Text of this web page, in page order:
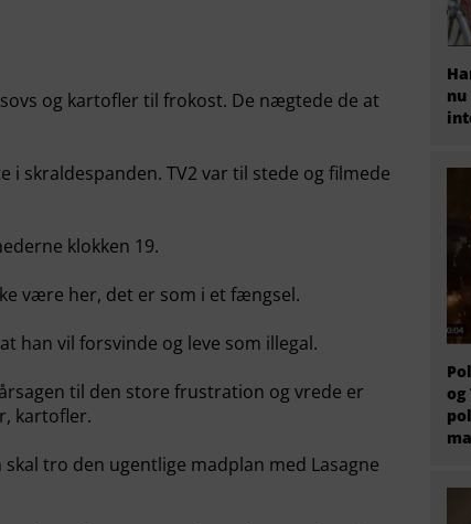
og kartofler til frokost. De nægtede de at
i skraldespanden. TV2 var til stede og filmede
klokken 19.
være her, det er som i et fængsel.
han vil forsvinde og leve som illegal.
til den store frustration og vrede er
kartofler.
tro den ugentlige madplan med Lasagne
og